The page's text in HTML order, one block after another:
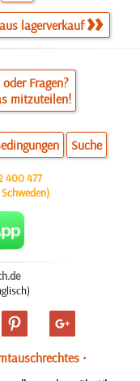
lagerverkauf
Fragen?
mitzuteilen!
Suche
400 477
•